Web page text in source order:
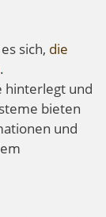
sich, die
.
hinterlegt und
bieten
und